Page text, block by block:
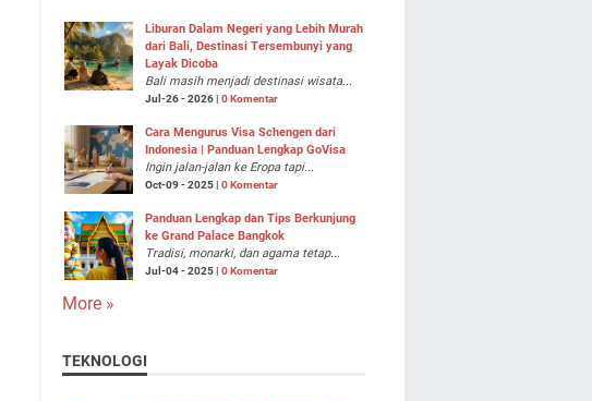
Liburan Dalam Negeri yang Lebih Murah
dari Bali, Destinasi Tersembunyi yang
Layak Dicoba
Bali masih menjadi destinasi wisata...
Jul-26 - 2026 | 0 Komentar
Cara Mengurus Visa Schengen dari
Indonesia | Panduan Lengkap GoVisa
Ingin jalan-jalan ke Eropa tapi...
Oct-09 - 2025 | 0 Komentar
Panduan Lengkap dan Tips Berkunjung
ke Grand Palace Bangkok
Tradisi, monarki, dan agama tetap...
Jul-04 - 2025 | 0 Komentar
More »
TEKNOLOGI